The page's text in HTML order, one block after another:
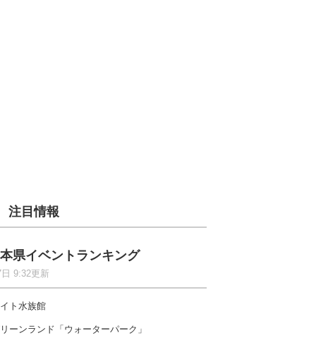
注目情報
県イベントランキング
9:32更新
ト水族館
ーンランド「ウォーターパーク」